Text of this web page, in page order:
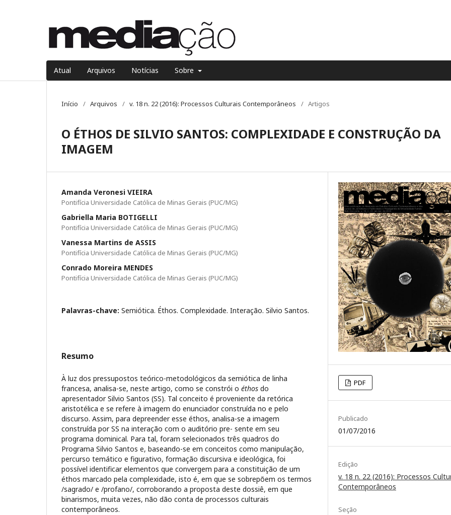
Atual Arquivos Notícias Sobre
Início / Arquivos / v. 18 n. 22 (2016): Processos Culturais Contemporâneos / Artigos
O ÉTHOS DE SILVIO SANTOS: COMPLEXIDADE E CONSTRUÇÃO DA
IMAGEM
Amanda Veronesi VIEIRA
Pontifícia Universidade Católica de Minas Gerais (PUC/MG)
Gabriella Maria BOTIGELLI
Pontifícia Universidade Católica de Minas Gerais (PUC/MG)
Vanessa Martins de ASSIS
Pontifícia Universidade Católica de Minas Gerais (PUC/MG)
Conrado Moreira MENDES
Pontifícia Universidade Católica de Minas Gerais (PUC/MG)
Palavras-chave: Semiótica. Éthos. Complexidade. Interação. Silvio Santos.
Resumo
À luz dos pressupostos teórico-metodológicos da semiótica de linha
francesa, analisa-se, neste artigo, como se constrói o éthos do
apresentador Silvio Santos (SS). Tal conceito é proveniente da retórica
aristotélica e se refere à imagem do enunciador construída no e pelo
discurso. Assim, para depreender esse éthos, analisa-se a imagem
construída por SS na interação com o auditório pre- sente em seu
programa dominical. Para tal, foram selecionados três quadros do
Programa Silvio Santos e, baseando-se em conceitos como manipulação,
percurso temático e figurativo, formação discursiva e ideológica, foi
possível identificar elementos que convergem para a constituição de um
éthos marcado pela complexidade, isto é, em que se sobrepõem os termos
/sagrado/ e /profano/, corroborando a proposta deste dossiê, em que
binarismos, muita vezes, não dão conta de processos culturais
contemporâneos.
PDF
Publicado
01/07/2016
Edição
v. 18 n. 22 (2016): Processos
Contemporâneos
Seção